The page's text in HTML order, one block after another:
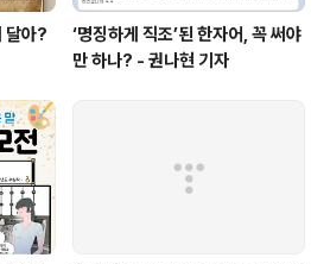
달아?
‘명징하게 직조’된 한자어, 꼭 써야
만 하나? - 권나현 기자